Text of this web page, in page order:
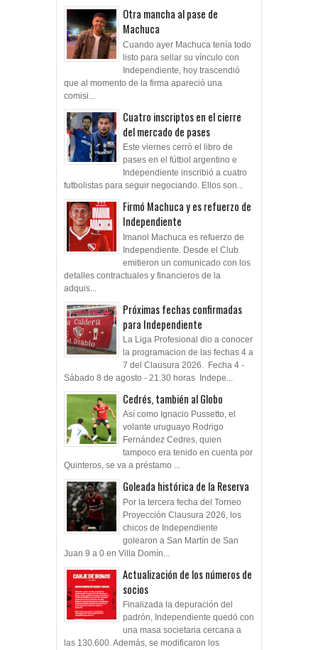
Otra mancha al pase de
Machuca
Cuando ayer Machuca tenía todo
listo para sellar su vínculo con
Independiente, hoy trascendió
que al momento de la firma apareció una
comisi...
Cuatro inscriptos en el cierre
del mercado de pases
Este viernes cerró el libro de
pases en el fútbol argentino e
Independiente inscribió a cuatro
futbolistas para seguir negociando. Ellos son...
Firmó Machuca y es refuerzo de
Independiente
Imanol Machuca es refuerzo de
Independiente. Desde el Club
emitieron un comunicado con los
detalles contractuales y financieros de la
adquis...
Próximas fechas confirmadas
para Independiente
La Liga Profesional dio a conocer
la programacion de las fechas 4 a
7 del Clausura 2026. Fecha 4 -
Sábado 8 de agosto - 21.30 horas Indepe...
Cedrés, también al Globo
Así como Ignacio Pussetto, el
volante uruguayo Rodrigo
Fernández Cedres, quien
tampoco era tenido en cuenta por
Quinteros, se va a préstamo ...
Goleada histórica de la Reserva
Por la tercera fecha del Torneo
Proyección Clausura 2026, los
chicos de Independiente
golearon a San Martín de San
Juan 9 a 0 en Villa Domín...
Actualización de los números de
socios
Finalizada la depuración del
padrón, Independiente quedó con
una masa societaria cercana a
las 130.600. Además, se modificaron los